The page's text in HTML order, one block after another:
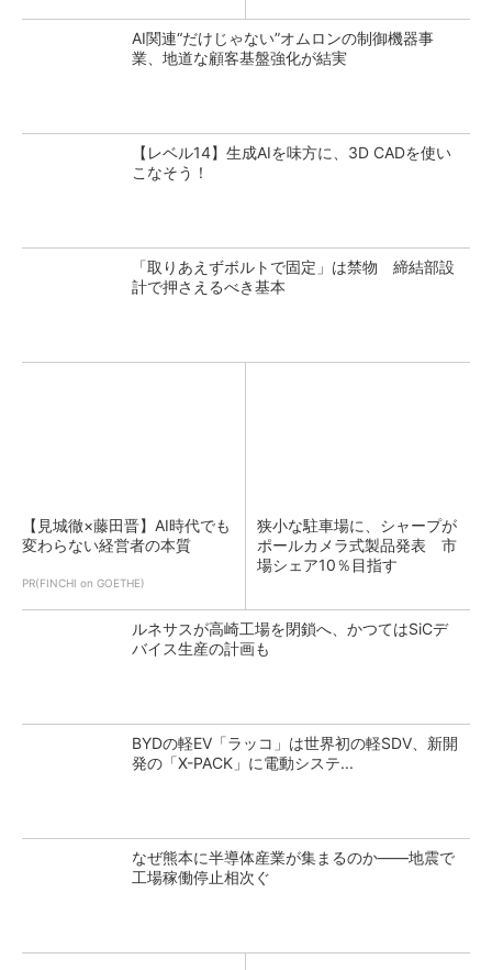
AI関連“だけじゃない”オムロンの制御機器事
業、地道な顧客基盤強化が結実
【レベル14】生成AIを味方に、3D CADを使い
こなそう！
「取りあえずボルトで固定」は禁物 締結部設
計で押さえるべき基本
【見城徹×藤田晋】AI時代でも
変わらない経営者の本質
PR(FINCHI on GOETHE)
狭小な駐車場に、シャープが
ポールカメラ式製品発表 市
場シェア10％目指す
ルネサスが高崎工場を閉鎖へ、かつてはSiCデ
バイス生産の計画も
BYDの軽EV「ラッコ」は世界初の軽SDV、新開
発の「X-PACK」に電動システ...
なぜ熊本に半導体産業が集まるのか――地震で
工場稼働停止相次ぐ